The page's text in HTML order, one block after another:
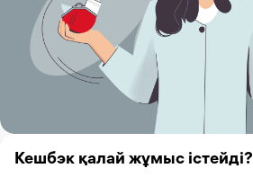
Кешбэк қалай жұмыс істейді?